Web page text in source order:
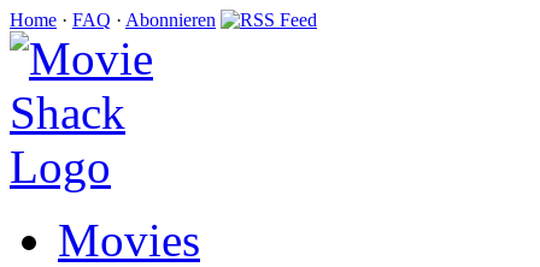
Home · FAQ · Abonnieren
Movies